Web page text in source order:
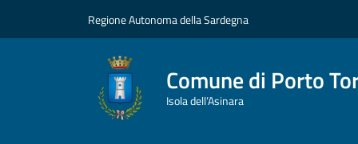
Regione Autonoma della Sardegna
Comune di Porto
Isola dell’Asinara